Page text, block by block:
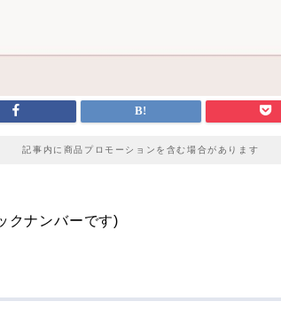
記事内に商品プロモーションを含む場合があります
クナンバーです)